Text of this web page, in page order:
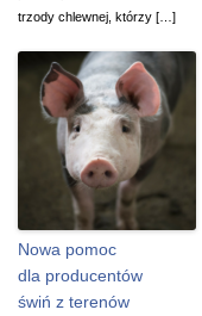
trzody chlewnej, którzy […]
Nowa pomoc
dla producentów
świń z terenów